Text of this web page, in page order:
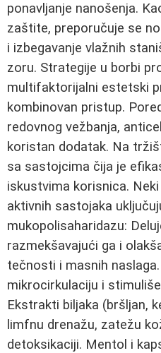
ponavljanje nanošenja.
zaštite, preporučuje se
i izbegavanje vlažnih
zoru. Strategije u borbi
multifaktorijalni estetski
kombinovan pristup.
redovnog vežbanja,
koristan dodatak. Na
sa sastojcima čija je
iskustvima korisnica.
aktivnih sastojaka
mukopolisaharidazu:
razmekšavajući ga i
tečnosti i masnih
mikrocirkulaciju i
Ekstrakti biljaka (bršljan,
limfnu drenažu, zatežu
detoksikaciji. Mentol i